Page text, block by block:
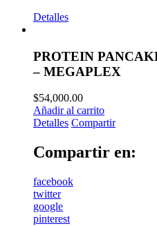
Detalles
PROTEIN
– MEGAPLEX
$54,000.00
Añadir al carrito
Detalles Compartir
Compartir en:
facebook
twitter
google
pinterest